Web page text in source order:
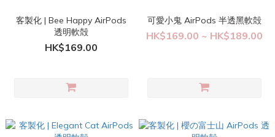
客製化 | Bee Happy AirPods
透明軟殻
HK$169.00
可愛小鬼 AirPods 半透黑軟殻
HK$169.00 ~ HK$189.00